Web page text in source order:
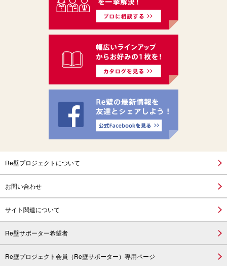
Re壁プロジェクトについて
お問い合わせ
サイト関連について
Re壁サポーター希望者
Re壁プロジェクト会員（Re壁サポーター）専用ページ